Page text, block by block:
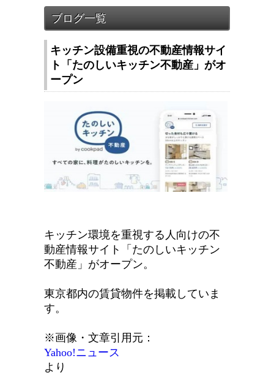
キッチン設備重視の不動産情報サイ
ト「たのしいキッチン不動産」がオ
ープン
キッチン環境を重視する人向けの不
動産情報サイト「たのしいキッチン
不動産」がオープン。
東京都内の賃貸物件を掲載していま
す。
※画像・文章引用元：
Yahoo!ニュース
より